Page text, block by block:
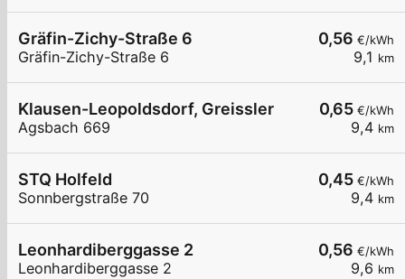
0,56 €/kWh
9,1 km
Gräfin-Zichy-Straße 6
Gräfin-Zichy-Straße 6
0,65 €/kWh
9,4 km
Klausen-Leopoldsdorf, Greissler
Agsbach 669
0,45 €/kWh
9,4 km
STQ Holfeld
Sonnbergstraße 70
0,56 €/kWh
9,6 km
Leonhardiberggasse 2
Leonhardiberggasse 2